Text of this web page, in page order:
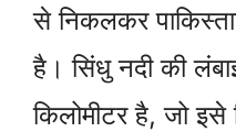
से निकलकर
है। सिंधु नदी की
किलोमीटर है, जो